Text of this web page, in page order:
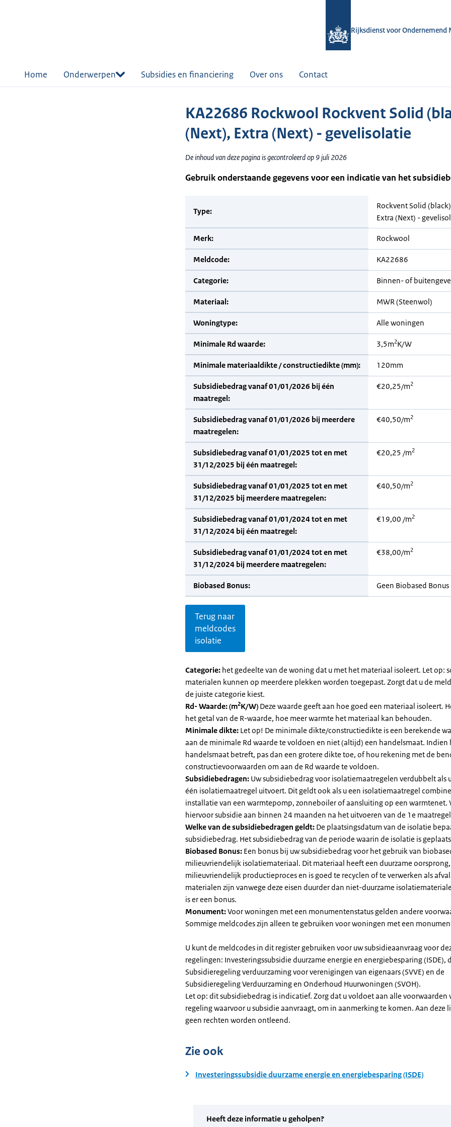
Rijksdienst voor Ondernemend
Home Onderwerpen Subsidies en financiering Over ons Contact
KA22686 Rockwool Rockvent Solid
(Next), Extra (Next) - gevelisolatie
De inhoud van deze pagina is gecontroleerd op 9 juli 2026
Gebruik onderstaande gegevens voor een indicatie van het
Type:
Rockvent Solid
Extra (Next) -
Merk: Rockwool
Meldcode: KA22686
Categorie: Binnen- of
Materiaal: MWR (Steenwol)
Woningtype: Alle woningen
Minimale Rd waarde: 3,5m2K/W
Minimale materiaaldikte / constructiedikte (mm): 120mm
Subsidiebedrag vanaf 01/01/2026 bij één
maatregel:
€20,25/m2
Subsidiebedrag vanaf 01/01/2026 bij meerdere
maatregelen:
€40,50/m2
Subsidiebedrag vanaf 01/01/2025 tot en met
31/12/2025 bij één maatregel:
€20,25 /m2
Subsidiebedrag vanaf 01/01/2025 tot en met
31/12/2025 bij meerdere maatregelen:
€40,50/m2
Subsidiebedrag vanaf 01/01/2024 tot en met
31/12/2024 bij één maatregel:
€19,00 /m2
Subsidiebedrag vanaf 01/01/2024 tot en met
31/12/2024 bij meerdere maatregelen:
€38,00/m2
Biobased Bonus: Geen Biobased Bonus
Terug naar
meldcodes
isolatie
Categorie: het gedeelte van de woning dat u met het materiaal isoleert. Let op:
materialen kunnen op meerdere plekken worden toegepast. Zorgt dat u de
de juiste categorie kiest.
Rd- Waarde: (m2K/W) Deze waarde geeft aan hoe goed een materiaal isoleert.
het getal van de R-waarde, hoe meer warmte het materiaal kan behouden.
Minimale dikte: Let op! De minimale dikte/constructiedikte is een berekende
aan de minimale Rd waarde te voldoen en niet (altijd) een handelsmaat. Indien
handelsmaat betreft, pas dan een grotere dikte toe, of hou rekening met de
constructievoorwaarden om aan de Rd waarde te voldoen.
Subsidiebedragen: Uw subsidiebedrag voor isolatiemaatregelen verdubbelt als
één isolatiemaatregel uitvoert. Dit geldt ook als u een isolatiemaatregel
installatie van een warmtepomp, zonneboiler of aansluiting op een warmtenet.
hiervoor subsidie aan binnen 24 maanden na het uitvoeren van de 1e
Welke van de subsidiebedragen geldt: De plaatsingsdatum van de isolatie
subsidiebedrag. Het subsidiebedrag van de periode waarin de isolatie is
Biobased Bonus: Een bonus bij uw subsidiebedrag voor het gebruik van
milieuvriendelijk isolatiemateriaal. Dit materiaal heeft een duurzame oorsprong,
milieuvriendelijk productieproces en is goed te recyclen of te verwerken als
materialen zijn vanwege deze eisen duurder dan niet-duurzame
is er een bonus.
Monument:Voor woningen met een monumentenstatus gelden andere
Sommige meldcodes zijn alleen te gebruiken voor woningen met een
U kunt de meldcodes in dit register gebruiken voor uw subsidieaanvraag voor
regelingen: Investeringssubsidie duurzame energie en energiebesparing (ISDE),
Subsidieregeling verduurzaming voor verenigingen van eigenaars (SVVE) en de
Subsidieregeling Verduurzaming en Onderhoud Huurwoningen (SVOH).
Let op: dit subsidiebedrag is indicatief. Zorg dat u voldoet aan alle voorwaarden
regeling waarvoor u subsidie aanvraagt, om in aanmerking te komen. Aan deze
geen rechten worden ontleend.
Zie ook
Investeringssubsidie duurzame energie en energiebesparing (ISDE)